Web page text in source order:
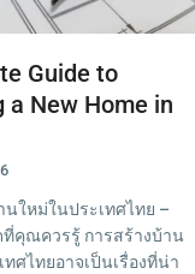
Guide to
a New Home in
นใหม่ในประเทศไทย –
ที่คุณควรรู้ การสร้างบ้าน
ทศไทยอาจเป็นเรื่องที่น่า